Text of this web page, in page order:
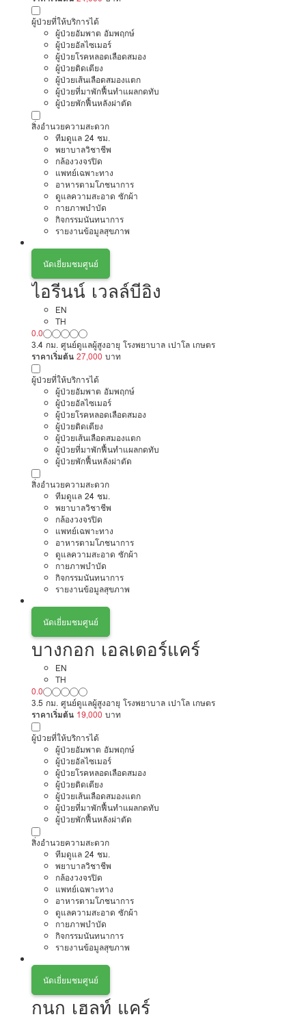
ผู้ป่วยที่ให้บริการได้
ผู้ป่วยอัมพาต อัมพฤกษ์
ผู้ป่วยอัลไซเมอร์
ผู้ป่วยโรคหลอดเลือดสมอง
ผู้ป่วยติดเตียง
ผู้ป่วยเส้นเลือดสมองแตก
ผู้ป่วยที่มาพักฟื้นทำแผลกดทับ
ผู้ป่วยพักฟื้นหลังผ่าตัด
สิ่งอำนวยความสะดวก
ทีมดูแล 24 ชม.
พยาบาลวิชาชีพ
กล้องวงจรปิด
แพทย์เฉพาะทาง
อาหารตามโภชนาการ
ดูแลความสะอาด ซักผ้า
กายภาพบำบัด
กิจกรรมนันทนาการ
รายงานข้อมูลสุขภาพ
นัดเยี่ยมชมศูนย์
ไอรีนน์ เวลล์บีอิง
EN
TH
0.0
3.4 กม. ศูนย์ดูแลผู้สูงอายุ โรงพยาบาล เปาโล เกษตร
ราคาเริ่มต้น 27,000 บาท
ผู้ป่วยที่ให้บริการได้
ผู้ป่วยอัมพาต อัมพฤกษ์
ผู้ป่วยอัลไซเมอร์
ผู้ป่วยโรคหลอดเลือดสมอง
ผู้ป่วยติดเตียง
ผู้ป่วยเส้นเลือดสมองแตก
ผู้ป่วยที่มาพักฟื้นทำแผลกดทับ
ผู้ป่วยพักฟื้นหลังผ่าตัด
สิ่งอำนวยความสะดวก
ทีมดูแล 24 ชม.
พยาบาลวิชาชีพ
กล้องวงจรปิด
แพทย์เฉพาะทาง
อาหารตามโภชนาการ
ดูแลความสะอาด ซักผ้า
กายภาพบำบัด
กิจกรรมนันทนาการ
รายงานข้อมูลสุขภาพ
นัดเยี่ยมชมศูนย์
บางกอก เอลเดอร์แคร์
EN
TH
0.0
3.5 กม. ศูนย์ดูแลผู้สูงอายุ โรงพยาบาล เปาโล เกษตร
ราคาเริ่มต้น 19,000 บาท
ผู้ป่วยที่ให้บริการได้
ผู้ป่วยอัมพาต อัมพฤกษ์
ผู้ป่วยอัลไซเมอร์
ผู้ป่วยโรคหลอดเลือดสมอง
ผู้ป่วยติดเตียง
ผู้ป่วยเส้นเลือดสมองแตก
ผู้ป่วยที่มาพักฟื้นทำแผลกดทับ
ผู้ป่วยพักฟื้นหลังผ่าตัด
สิ่งอำนวยความสะดวก
ทีมดูแล 24 ชม.
พยาบาลวิชาชีพ
กล้องวงจรปิด
แพทย์เฉพาะทาง
อาหารตามโภชนาการ
ดูแลความสะอาด ซักผ้า
กายภาพบำบัด
กิจกรรมนันทนาการ
รายงานข้อมูลสุขภาพ
นัดเยี่ยมชมศูนย์
กนก เฮลท์ แคร์